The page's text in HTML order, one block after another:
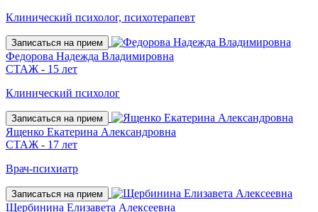
Клинический психолог, психотерапевт
Записаться на прием
Федорова Надежда Владимировна
СТАЖ - 15 лет
Клинический психолог
Записаться на прием
Ященко Екатерина Александровна
СТАЖ - 17 лет
Врач-психиатр
Записаться на прием
Щербинина Елизавета Алексеевна